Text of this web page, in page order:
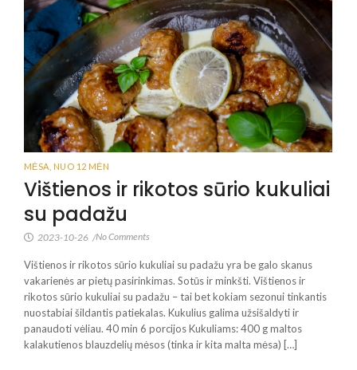
MĖSA NUO 12 MĖN
Vištienos ir rikotos sūrio kukuliai
su padažu
2023-10-26 /No Comments
Vištienos ir rikotos sūrio kukuliai su padažu yra be galo skanus
vakarienės ar pietų pasirinkimas. Sotūs ir minkšti. Vištienos ir
rikotos sūrio kukuliai su padažu – tai bet kokiam sezonui tinkantis
nuostabiai šildantis patiekalas. Kukulius galima užsišaldyti ir
panaudoti vėliau. 40 min 6 porcijos Kukuliams: 400 g maltos
kalakutienos blauzdelių mėsos (tinka ir kita malta mėsa) […]